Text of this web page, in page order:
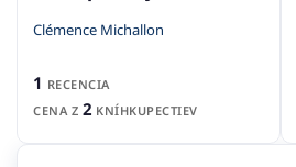
Clémence Michallon
1 RECENCIA
CENA Z 2 KNÍHKUPECTIEV